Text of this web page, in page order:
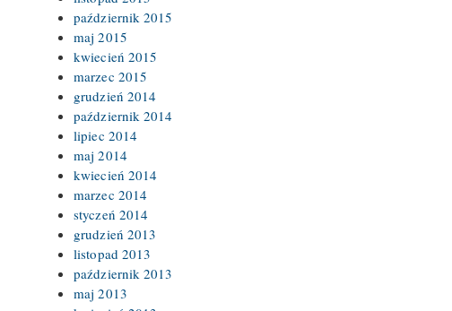
październik 2015
maj 2015
kwiecień 2015
marzec 2015
grudzień 2014
październik 2014
lipiec 2014
maj 2014
kwiecień 2014
marzec 2014
styczeń 2014
grudzień 2013
listopad 2013
październik 2013
maj 2013